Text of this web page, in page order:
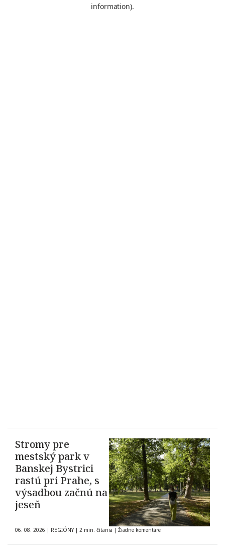
Stromy pre
mestský park v
Banskej Bystrici
rastú pri Prahe, s
výsadbou začnú na
jeseň
06. 08. 2026 | REGIÓNY | 2 min. čítania | Žiadne komentáre